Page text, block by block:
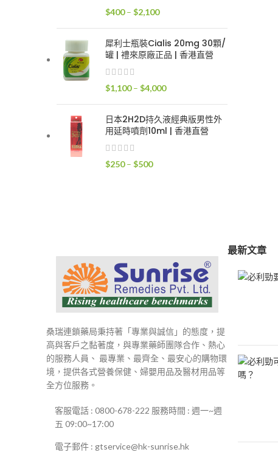
$2,000
$400 – $2,100價
範
圍：
$2,100
犀利士瓶裝Cialis 20mg 30顆/
罐 | 禮來原廠正品 | 香港直營
$1,100 – $4,000價
範
圍：
日本2H2D持久液經典版男性外
用延時噴劑10ml | 香港直營
$250 – $500價
桑瑞連鎖藥局秉持著「專業與誠信」的態度，提
高與客戶之黏著度，與專業藥師團隊合作、熱心
的服務人員、 最專業、最齊全、最安心的購物環
境，提供各式營養保健、婦嬰用品及醫材用品等
全方位服務。
客服電話 : 0800-678-222 服務時間 : 週一~週
五 09:00~17:00
電子郵件 : gtservice@hk-sunrise.hk
最新文章